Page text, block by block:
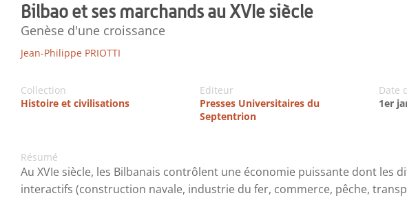
Bilbao et ses marchands au XVIe siècle
Genèse d'une croissance
Jean-Philippe PRIOTTI
Collection
Histoire et civilisations
Editeur
Presses Universitaires du
Septentrion
Date
1er
Résumé
Au XVIe siècle, les Bilbanais contrôlent une économie puissante dont les
interactifs (construction navale, industrie du fer, commerce, pêche,